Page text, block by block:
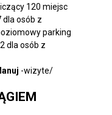
120 miejsc
dla osób z
parking
dla osób z
-wizyte/